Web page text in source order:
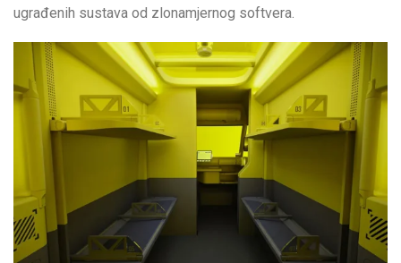
ugrađenih sustava od zlonamjernog softvera.